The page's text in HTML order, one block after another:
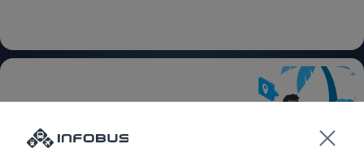
Хотите